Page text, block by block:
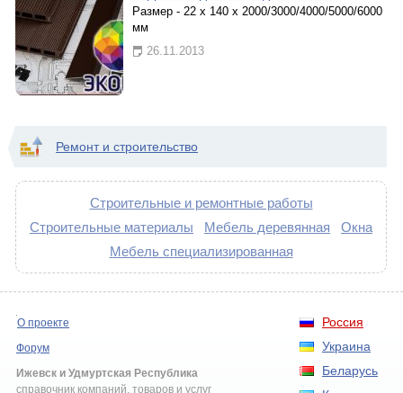
Размер - 22 х 140 х 2000/3000/4000/5000/6000
мм
26.11.2013
Ремонт и строительство
Строительные и ремонтные работы
Строительные материалы
Мебель деревянная
Окна
Мебель специализированная
Россия
Украина
Беларусь
О проекте
Форум
Ижевск и Удмуртская Республика
справочник компаний, товаров и услуг